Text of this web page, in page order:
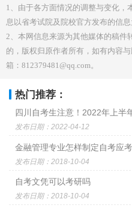
1、由于各方面情况的调整与变化，
息以省考试院及院校官方发布的信息
2、本网信息来源为其他媒体的稿件
的，版权归原作者所有，如有内容
箱：812379481@qq.com。
热门推荐：
四川自考生注意！2022年上半
发布日期：2022-04-12
金融管理专业怎样制定自考应
发布日期：2018-10-04
自考文凭可以考研吗
发布日期：2018-10-04